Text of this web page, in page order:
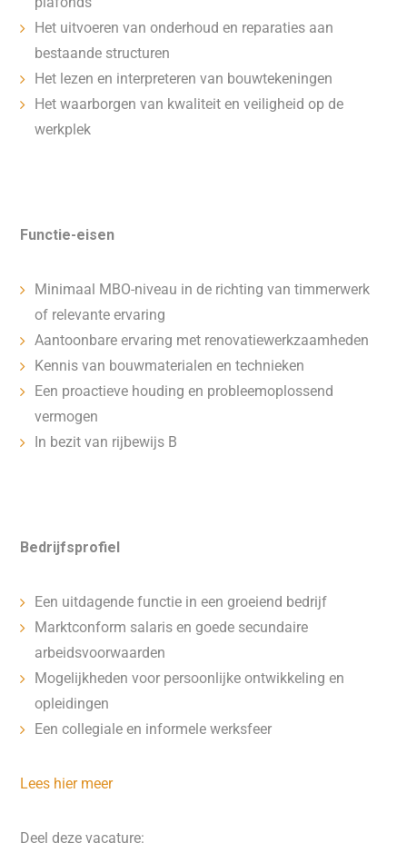
Het uitvoeren van onderhoud en reparaties aan
bestaande structuren
Het lezen en interpreteren van bouwtekeningen
Het waarborgen van kwaliteit en veiligheid op de
werkplek
Functie-eisen
Minimaal MBO-niveau in de richting van timmerwerk
of relevante ervaring
Aantoonbare ervaring met renovatiewerkzaamheden
Kennis van bouwmaterialen en technieken
Een proactieve houding en probleemoplossend
vermogen
In bezit van rijbewijs B
Bedrijfsprofiel
Een uitdagende functie in een groeiend bedrijf
Marktconform salaris en goede secundaire
arbeidsvoorwaarden
Mogelijkheden voor persoonlijke ontwikkeling en
opleidingen
Een collegiale en informele werksfeer
Lees hier meer
Deel deze vacature: